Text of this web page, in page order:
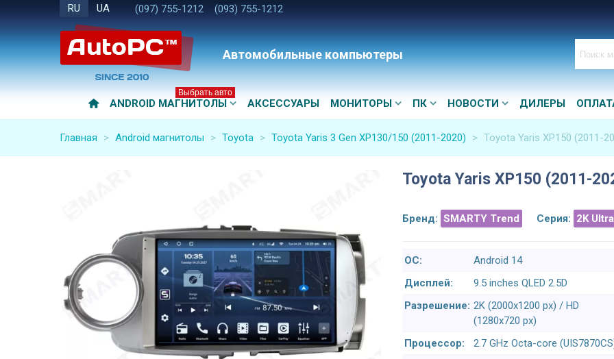
RU UA (097) 755-1212 (093) 755-1212
Автомобильные компьютеры
ANDROID МАГНИТОЛЫ
Выбрать авто
АКСЕССУАРЫ МОНИТОРЫ ПК НОВОСТИ ДИЛЕРЫ
Главная > Android магнитолы > Toyota > Toyota Yaris 3 Gen XP130/150 (2011-2020) > Toyota Yaris XP150 (2011-
Toyota Yaris XP150 (2011-
Бренд: SMARTY Trend Серия: 2K
ОС:
Android 14
Дисплей:
9.5 inches QLED 2.5D
Разрешение: 2K (2000x1200 px) / HD
(1280x720 px)
Процессор:
2.7 GHz Octa-core